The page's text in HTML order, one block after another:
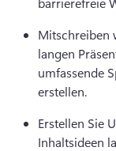
Mitschreiben
langen
umfassende
erstellen.
Erstellen Sie
Inhaltsideen